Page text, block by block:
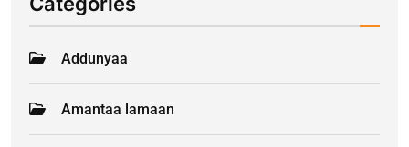
Addunyaa
Amantaa lamaan